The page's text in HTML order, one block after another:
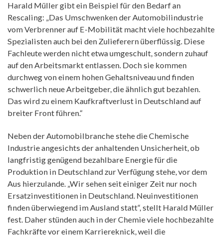
Harald Müller gibt ein Beispiel für den Bedarf an
Rescaling: „Das Umschwenken der Automobil­industrie
vom Verbrenner auf E-Mobilität macht viele hochbezahlte
Spezialisten auch bei den Zulieferern überflüssig. Diese
Fachleute werden nicht etwa umgeschult, sondern zuhauf
auf den Arbeitsmarkt entlassen. Doch sie kommen
durchweg von einem hohen Gehaltsniveau und finden
schwerlich neue Arbeitgeber, die ähnlich gut bezahlen.
Das wird zu einem Kaufkraftverlust in Deutschland auf
breiter Front führen.“
Neben der Automobilbranche stehe die Chemische
Industrie angesichts der anhaltenden Unsicherheit, ob
langfristig genügend bezahlbare Energie für die
Produktion in Deutschland zur Verfügung stehe, vor dem
Aus hierzulande. „Wir sehen seit einiger Zeit nur noch
Ersatzinvestitionen in Deutschland. Neuinvestitionen
finden überwiegend im Ausland statt“, stellt Harald Müller
fest. Daher stünden auch in der Chemie viele hochbezahlte
Fachkräfte vor einem Karriereknick, weil die